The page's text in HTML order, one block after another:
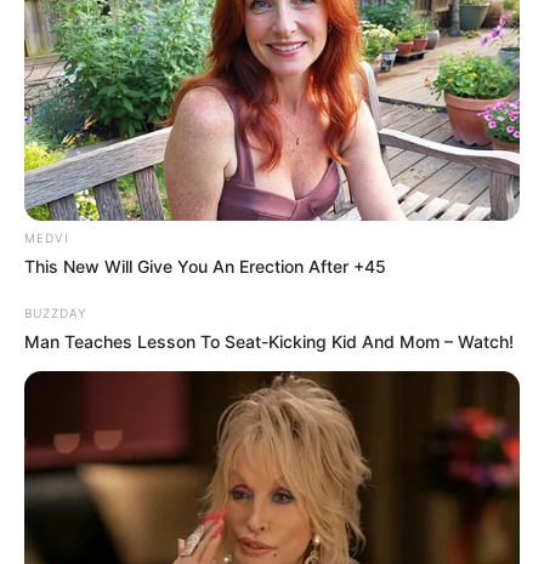
MEDVI
This New Will Give You An Erection After +45
BUZZDAY
Man Teaches Lesson To Seat-Kicking Kid And Mom – Watch!